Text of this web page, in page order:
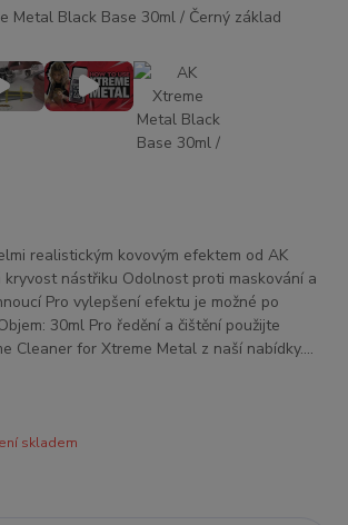
realistickým kovovým efektem od AK
kryvost nástřiku Odolnost proti maskování a
Pro vylepšení efektu je možné po
30ml Pro ředění a čištění použijte
Cleaner for Xtreme Metal z naší nabídky....
skladem